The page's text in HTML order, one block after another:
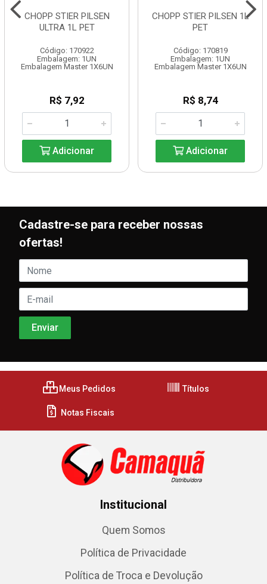
CHOPP STIER PILSEN
ULTRA 1L PET
Código: 170922
Embalagem: 1UN
Embalagem Master 1X6UN
R$ 7,92
Adicionar
CHOPP STIER PILSEN 1L
PET
Código: 170819
Embalagem: 1UN
Embalagem Master 1X6UN
R$ 8,74
Adicionar
Cadastre-se para receber nossas
ofertas!
Meus Pedidos Títulos
Notas Fiscais
Institucional
Quem Somos
Política de Privacidade
Política de Troca e Devolução